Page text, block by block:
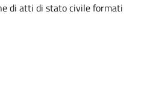
di atti di stato civile formati